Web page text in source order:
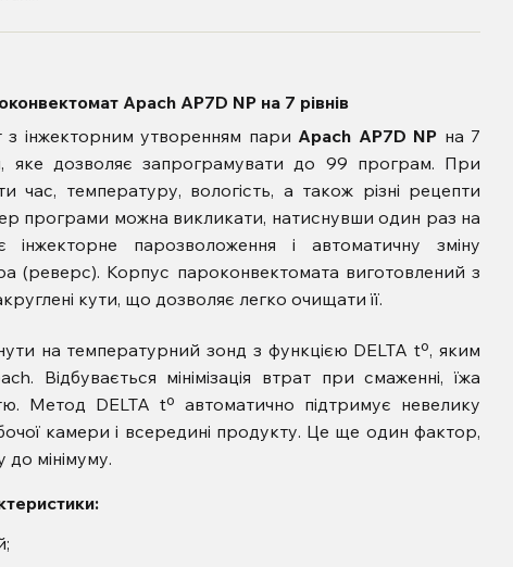
Apach AP7D NP на 7 рівнів
інжекторним утворенням пари Apach AP7D NP на 7
яке дозволяє запрограмувати до 99 програм. При
час, температуру, вологість, а також різні рецепти
програми можна викликати, натиснувши один раз на
парозволоження і автоматичну зміну
(реверс). Корпус пароконвектомата виготовлений з
кути, що дозволяє легко очищати її.
на температурний зонд з функцією DELTA tº, яким
Відбувається мінімізація втрат при смаженні, їжа
Метод DELTA tº автоматично підтримує невелику
камери і всередині продукту. Це ще один фактор,
мінімуму.